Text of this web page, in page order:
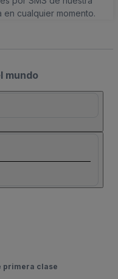
cualquier momento.
mundo
primera clase